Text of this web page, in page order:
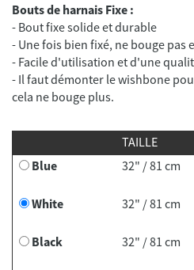
Bouts de harnais Fixe :
- Bout fixe solide et durable
- Une fois bien fixé, ne bouge pas
- Facile d'utilisation et d'une
- Il faut démonter le wishbone
TAILLE
Blue
32" / 81 cm
White
32" / 81 cm
Black
32" / 81 cm